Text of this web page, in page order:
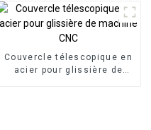
Couvercle télescopique en
acier pour glissière de